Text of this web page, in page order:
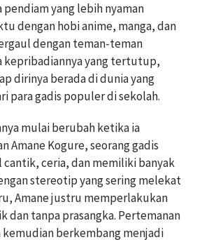
yang lebih nyaman
dengan hobi anime, manga, dan
dengan teman-teman
kepribadiannya yang tertutup,
dirinya berada di dunia yang
para gadis populer di sekolah.
mulai berubah ketika ia
Amane Kogure, seorang gadis
cantik, ceria, dan memiliki banyak
stereotip yang sering melekat
Amane justru memperlakukan
dan tanpa prasangka. Pertemanan
kemudian berkembang menjadi